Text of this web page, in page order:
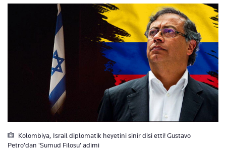
Kolombiya, Israil diplomatik heyetini sinir disi etti! Gustavo
Petro'dan 'Sumud Filosu' adimi